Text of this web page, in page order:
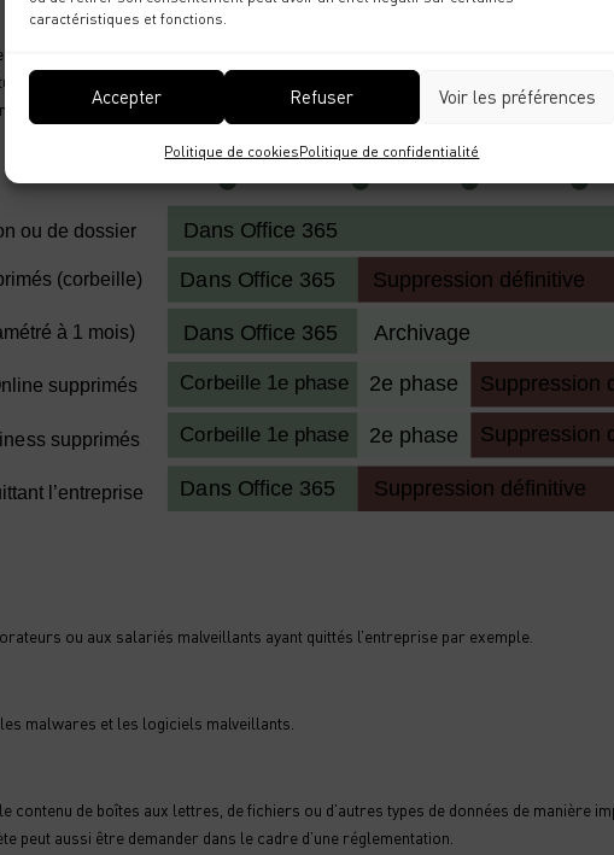
caractéristiques et fonctions.
Accepter Refuser Voir les préférences
Politique de cookiesPolitique de confidentialité
données limitées. Elles n’ont pour objectif que d’amortir les pertes de données
de Veeam, le temps moyen entre le risque et la découverte des données est
ou aux salariés malveillants ayant quittés l’entreprise par exemple.
malwares et les logiciels malveillants.
de boîtes aux lettres, de fichiers ou d’autres types de données de manière
peut aussi être demander dans le cadre d’une réglementation.